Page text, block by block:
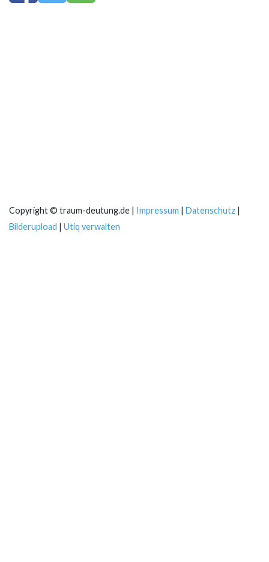
Copyright © traum-deutung.de | Impressum | Datenschutz |
Bilderupload | Utiq verwalten